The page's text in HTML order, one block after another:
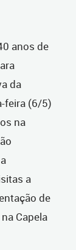
anos de
da
feira (6/5)
na
a
de
Capela